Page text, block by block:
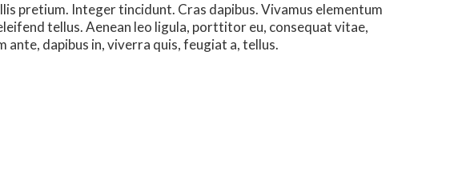
pretium. Integer tincidunt. Cras dapibus. Vivamus elementum
tellus. Aenean leo ligula, porttitor eu, consequat vitae,
ante, dapibus in, viverra quis, feugiat a, tellus.